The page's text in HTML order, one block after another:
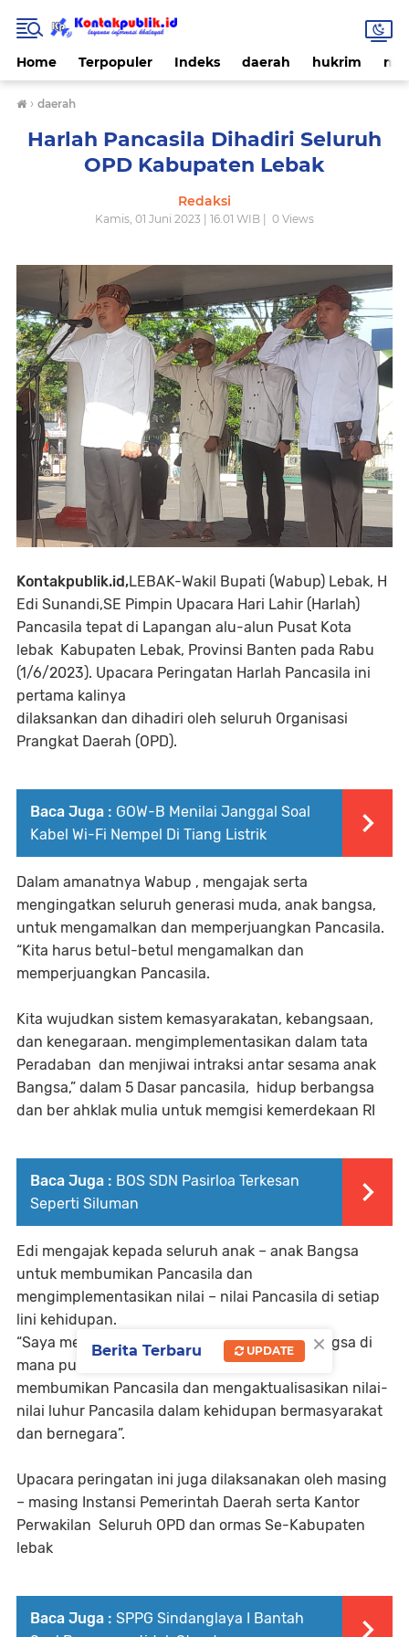
Home Terpopuler Indeks daerah hukrim
› daerah
Harlah Pancasila Dihadiri Seluruh
OPD Kabupaten Lebak
Redaksi
Kamis, 01 Juni 2023 | 16.01 WIB | 0 Views
Kontakpublik.id,LEBAK-Wakil Bupati (Wabup) Lebak, H
Edi Sunandi,SE Pimpin Upacara Hari Lahir (Harlah)
Pancasila tepat di Lapangan alu-alun Pusat Kota
lebak Kabupaten Lebak, Provinsi Banten pada Rabu
(1/6/2023). Upacara Peringatan Harlah Pancasila ini
pertama kalinya
dilaksankan dan dihadiri oleh seluruh Organisasi
Prangkat Daerah (OPD).
Baca Juga : GOW-B Menilai Janggal Soal
Kabel Wi-Fi Nempel Di Tiang Listrik
Dalam amanatnya Wabup , mengajak serta
mengingatkan seluruh generasi muda, anak bangsa,
untuk mengamalkan dan memperjuangkan Pancasila.
“Kita harus betul-betul mengamalkan dan
memperjuangkan Pancasila.
Kita wujudkan sistem kemasyarakatan, kebangsaan,
dan kenegaraan. mengimplementasikan dalam tata
Peradaban dan menjiwai intraksi antar sesama anak
Bangsa,” dalam 5 Dasar pancasila, hidup berbangsa
dan ber ahklak mulia untuk memgisi kemerdekaan RI
Baca Juga : BOS SDN Pasirloa Terkesan
Seperti Siluman
Edi mengajak kepada seluruh anak – anak Bangsa
untuk membumikan Pancasila dan
mengimplementasikan nilai – nilai Pancasila di setiap
lini kehidupan.
“Saya mengajak untuk seluruh anak-anak bangsa di
mana pun berada untuk bersama – sama
membumikan Pancasila dan mengaktualisasikan nilai-
nilai luhur Pancasila dalam kehidupan bermasyarakat
dan bernegara”.
Upacara peringatan ini juga dilaksanakan oleh masing
– masing Instansi Pemerintah Daerah serta Kantor
Perwakilan Seluruh OPD dan ormas Se-Kabupaten
lebak
Baca Juga : SPPG Sindanglaya I Bantah
×
Berita Terbaru UPDATE